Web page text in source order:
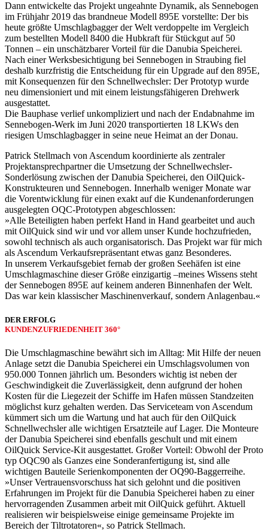
Dann entwickelte das Projekt ungeahnte Dynamik, als Sennebogen
im Frühjahr 2019 das brandneue Modell 895E vorstellte: Der bis
heute größte Umschlagbagger der Welt verdoppelte im Vergleich
zum bestellten Modell 8400 die Hubkraft für Stückgut auf 50
Tonnen – ein unschätzbarer Vorteil für die Danubia Speicherei.
Nach einer Werksbesichtigung bei Sennebogen in Straubing fiel
deshalb kurzfristig die Entscheidung für ein Upgrade auf den 895E,
mit Konsequenzen für den Schnellwechsler: Der Prototyp wurde
neu dimensioniert und mit einem leistungsfähigeren Drehwerk
ausgestattet.
Die Bauphase verlief unkompliziert und nach der Endabnahme im
Sennebogen-Werk im Juni 2020 transportierten 18 LKWs den
riesigen Umschlagbagger in seine neue Heimat an der Donau.
Patrick Stellmach von Ascendum koordinierte als zentraler
Projektansprechpartner die Umsetzung der Schnellwechsler-
Sonderlösung zwischen der Danubia Speicherei, den OilQuick-
Konstrukteuren und Sennebogen. Innerhalb weniger Monate war
die Vorentwicklung für einen exakt auf die Kundenanforderungen
ausgelegten OQC-Prototypen abgeschlossen:
»Alle Beteiligten haben perfekt Hand in Hand gearbeitet und auch
mit OilQuick sind wir und vor allem unser Kunde hochzufrieden,
sowohl technisch als auch organisatorisch. Das Projekt war für mich
als Ascendum Verkaufsrepräsentant etwas ganz Besonderes.
In unserem Verkaufsgebiet fernab der großen Seehäfen ist eine
Umschlagmaschine dieser Größe einzigartig –meines Wissens steht
der Sennebogen 895E auf keinem anderen Binnenhafen der Welt.
Das war kein klassischer Maschinenverkauf, sondern Anlagenbau.«
DER ERFOLG
KUNDEN­ZUFRIEDENHEIT 360°
Die Umschlagmaschine bewährt sich im Alltag: Mit Hilfe der neuen
Anlage setzt die Danubia Speicherei ein Umschlagsvolumen von
950.000 Tonnen jährlich um. Besonders wichtig ist neben der
Geschwindigkeit die Zuverlässigkeit, denn aufgrund der hohen
Kosten für die Liegezeit der Schiffe im Hafen müssen Standzeiten
möglichst kurz gehalten werden. Das Serviceteam von Ascendum
kümmert sich um die Wartung und hat auch für den OilQuick
Schnellwechsler alle wichtigen Ersatzteile auf Lager. Die Monteure
der Danubia Speicherei sind ebenfalls geschult und mit einem
OilQuick Service-Kit ausgestattet. Großer Vorteil: Obwohl der Proto
typ OQC90 als Ganzes eine Sonderanfertigung ist, sind alle
wichtigen Bauteile Serienkomponenten der OQ90-Baggerreihe.
»Unser Vertrauensvorschuss hat sich gelohnt und die positiven
Erfahrungen im Projekt für die Danubia Speicherei haben zu einer
hervorragenden Zusammen arbeit mit OilQuick geführt. Aktuell
realisieren wir beispielsweise einige gemeinsame Projekte im
Bereich der Tiltrotatoren«, so Patrick Stellmach.